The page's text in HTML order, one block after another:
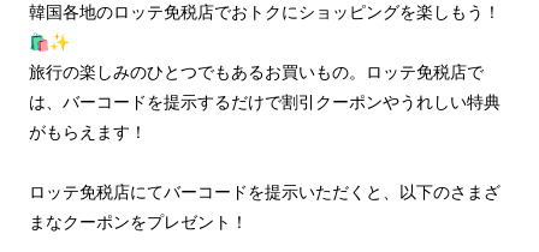
韓国各地のロッテ免税店でおトクにショッピングを楽しもう！
🛍️✨
旅行の楽しみのひとつでもあるお買いもの。ロッテ免税店で
は、バーコードを提示するだけで割引クーポンやうれしい特典
がもらえます！
ロッテ免税店にてバーコードを提示いただくと、以下のさまざ
まなクーポンをプレゼント！